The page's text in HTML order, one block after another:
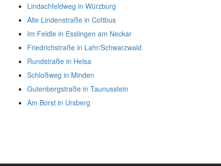
Lindachfeldweg in Würzburg
Alte Lindenstraße in Cottbus
Im Feldle in Esslingen am Neckar
Friedrichstraße in Lahr/Schwarzwald
Rundstraße in Helsa
Schloßweg in Minden
Gutenbergstraße in Taunusstein
Am Borst in Ursberg